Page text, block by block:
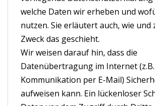
welche Daten wir erheben und
nutzen. Sie erläutert auch, wie und
Zweck das geschieht.
Wir weisen darauf hin, dass die
Datenübertragung im Internet
Kommunikation per E-Mail)
aufweisen kann. Ein lückenloser